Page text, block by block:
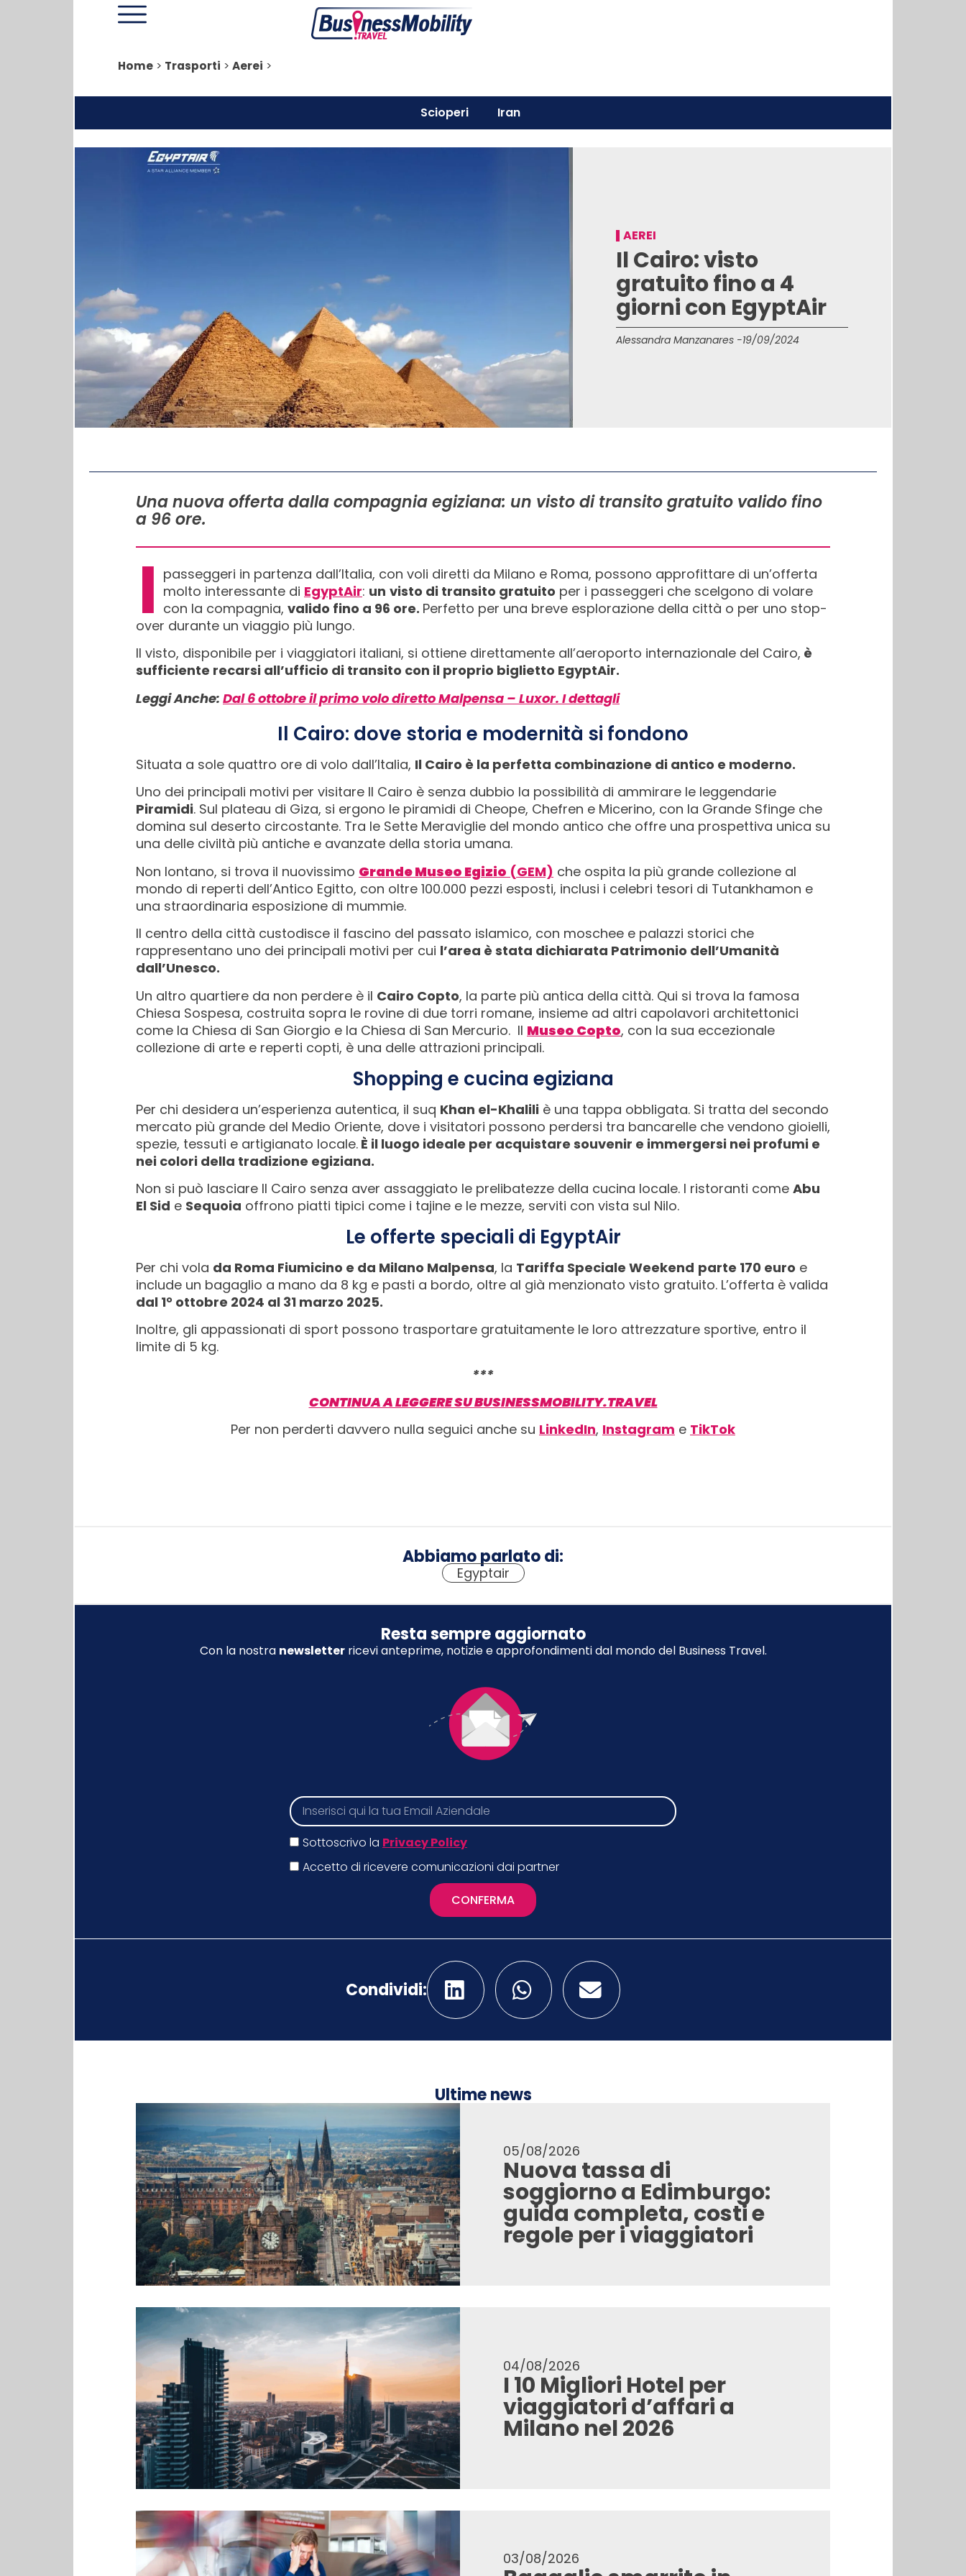
Home > Trasporti > Aerei >
Scioperi Iran
AEREI
Il Cairo: visto
gratuito fino a 4
giorni con EgyptAir
Alessandra Manzanares -19/09/2024
Una nuova offerta dalla compagnia egiziana: un visto di transito gratuito valido fino
a 96 ore.
I passeggeri in partenza dall’Italia, con voli diretti da Milano e Roma, possono approfittare di un’offerta
molto interessante di EgyptAir: un visto di transito gratuito per i passeggeri che scelgono di volare
con la compagnia, valido fino a 96 ore. Perfetto per una breve esplorazione della città o per uno stop-
over durante un viaggio più lungo.
Il visto, disponibile per i viaggiatori italiani, si ottiene direttamente all’aeroporto internazionale del Cairo, è
sufficiente recarsi all’ufficio di transito con il proprio biglietto EgyptAir.
Leggi Anche: Dal 6 ottobre il primo volo diretto Malpensa – Luxor. I dettagli
Il Cairo: dove storia e modernità si fondono
Situata a sole quattro ore di volo dall’Italia, Il Cairo è la perfetta combinazione di antico e moderno.
Uno dei principali motivi per visitare Il Cairo è senza dubbio la possibilità di ammirare le leggendarie
Piramidi. Sul plateau di Giza, si ergono le piramidi di Cheope, Chefren e Micerino, con la Grande Sfinge che
domina sul deserto circostante. Tra le Sette Meraviglie del mondo antico che offre una prospettiva unica su
una delle civiltà più antiche e avanzate della storia umana.
Non lontano, si trova il nuovissimo Grande Museo Egizio (GEM) che ospita la più grande collezione al
mondo di reperti dell’Antico Egitto, con oltre 100.000 pezzi esposti, inclusi i celebri tesori di Tutankhamon e
una straordinaria esposizione di mummie.
Il centro della città custodisce il fascino del passato islamico, con moschee e palazzi storici che
rappresentano uno dei principali motivi per cui l’area è stata dichiarata Patrimonio dell’Umanità
dall’Unesco.
Un altro quartiere da non perdere è il Cairo Copto, la parte più antica della città. Qui si trova la famosa
Chiesa Sospesa, costruita sopra le rovine di due torri romane, insieme ad altri capolavori architettonici
come la Chiesa di San Giorgio e la Chiesa di San Mercurio. Il Museo Copto, con la sua eccezionale
collezione di arte e reperti copti, è una delle attrazioni principali.
Shopping e cucina egiziana
Per chi desidera un’esperienza autentica, il suq Khan el-Khalili è una tappa obbligata. Si tratta del secondo
mercato più grande del Medio Oriente, dove i visitatori possono perdersi tra bancarelle che vendono gioielli,
spezie, tessuti e artigianato locale. È il luogo ideale per acquistare souvenir e immergersi nei profumi e
nei colori della tradizione egiziana.
Non si può lasciare Il Cairo senza aver assaggiato le prelibatezze della cucina locale. I ristoranti come Abu
El Sid e Sequoia offrono piatti tipici come i tajine e le mezze, serviti con vista sul Nilo.
Le offerte speciali di EgyptAir
Per chi vola da Roma Fiumicino e da Milano Malpensa, la Tariffa Speciale Weekend parte 170 euro e
include un bagaglio a mano da 8 kg e pasti a bordo, oltre al già menzionato visto gratuito. L’offerta è valida
dal 1° ottobre 2024 al 31 marzo 2025.
Inoltre, gli appassionati di sport possono trasportare gratuitamente le loro attrezzature sportive, entro il
limite di 5 kg.
***
CONTINUA A LEGGERE SU BUSINESSMOBILITY.TRAVEL
Per non perderti davvero nulla seguici anche su LinkedIn, Instagram e TikTok
Abbiamo parlato di:
Egyptair
Resta sempre aggiornato
Con la nostra newsletterricevi anteprime, notizie e approfondimenti dal mondo del Business Travel.
Sottoscrivo la Privacy Policy
Accetto di ricevere comunicazioni dai partner
CONFERMA
Condividi:
Ultime news
05/08/2026
Nuova tassa di
soggiorno a Edimburgo:
guida completa, costi e
regole per i viaggiatori
04/08/2026
I 10 Migliori Hotel per
viaggiatori d’affari a
Milano nel 2026
03/08/2026